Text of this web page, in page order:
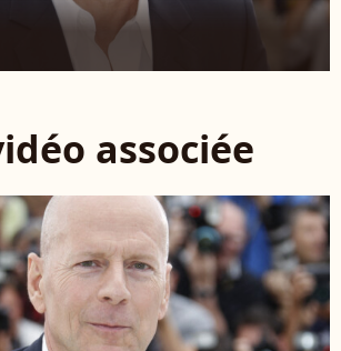
associée